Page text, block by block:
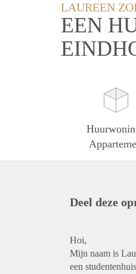
LAUREEN
EEN
Deel deze
Hoi,
Mijn naam is
een